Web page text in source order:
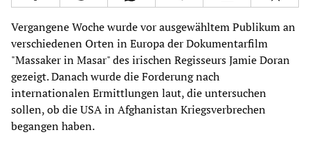
Vergangene Woche wurde vor ausgewähltem Publikum an
verschiedenen Orten in Europa der Dokumentarfilm
"Massaker in Masar" des irischen Regisseurs Jamie Doran
gezeigt. Danach wurde die Forderung nach
internationalen Ermittlungen laut, die untersuchen
sollen, ob die USA in Afghanistan Kriegsverbrechen
begangen haben.